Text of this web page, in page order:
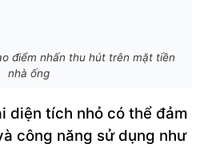
điểm nhấn thu hút trên mặt tiền
nhà ống
diện tích nhỏ có thể đảm
công năng sử dụng như